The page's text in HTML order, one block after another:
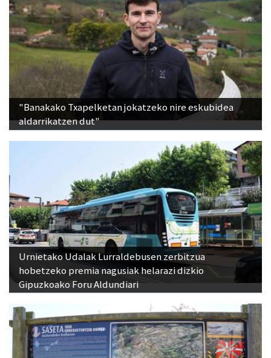
"Banakako Txapelketan jokatzeko nire eskubidea
aldarrikatzen dut"
Urnietako Udalak Lurraldebusen zerbitzua
hobetzeko premia nagusiak helarazi dizkio
Gipuzkoako Foru Aldundiari